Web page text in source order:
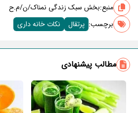
منبع:بخش سبک زندگی نمناک/ن/م.ح
برچسب‌: پرتقال نکات خانه داری
مطالب پیشنهادی